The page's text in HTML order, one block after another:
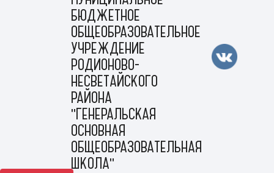
БЮДЖЕТНОЕ
ОБЩЕОБРАЗОВАТЕЛЬНОЕ
УЧРЕЖДЕНИЕ
РОДИОНОВО-
НЕСВЕТАЙСКОГО
РАЙОНА
"ГЕНЕРАЛЬСКАЯ
ОСНОВНАЯ
ОБЩЕОБРАЗОВАТЕЛЬНАЯ
ШКОЛА"